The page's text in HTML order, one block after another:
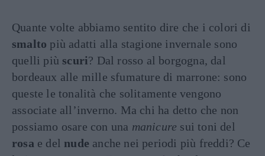
Quante volte abbiamo sentito dire che i colori di
smalto più adatti alla stagione invernale sono
quelli più scuri? Dal rosso al borgogna, dal
bordeaux alle mille sfumature di marrone: sono
queste le tonalità che solitamente vengono
associate all’inverno. Ma chi ha detto che non
possiamo osare con una manicure sui toni del
rosa e del nude anche nei periodi più freddi? Ce